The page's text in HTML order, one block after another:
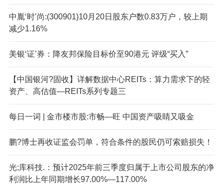
中胤‘时’尚:(300901)10月20日股东户数0.83万户，较上期
减少1.16%
美银‘证’券：降友邦保险目标价至90港元 评级“买入”
【中国银河?固收】详解数据中心REITs：算力需求下的轻
资产、高估值—REITs系列专题三
每日一词 | 金市楼市股:市畅—旺 中国资产吸睛又吸金
鹏?博士再收证监会罚单，符合条件的股民仍可索赔损失！
光;库科技.：预计2025年前三季度归属于上市公司股东的净
利润比上年同期增长97.00%—117.00%